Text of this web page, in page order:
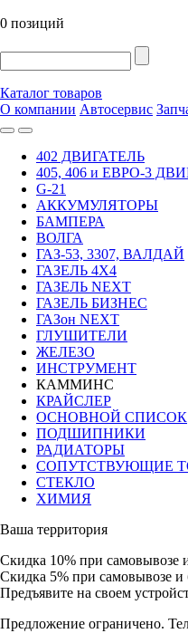
0 позиций
Каталог товаров
О компании Автосервис
402 ДВИГАТЕЛЬ
405, 406 и ЕВРО-3
G-21
АККУМУЛЯТОРЫ
БАМПЕРА
ВОЛГА
ГАЗ-53, 3307, ВАЛДАЙ
ГАЗЕЛЬ 4Х4
ГАЗЕЛЬ NEXT
ГАЗЕЛЬ БИЗНЕС
ГАЗон NEXT
ГЛУШИТЕЛИ
ЖЕЛЕЗО
ИНСТРУМЕНТ
КАММИНС
КРАЙСЛЕР
ОСНОВНОЙ СПИСОК
ПОДШИПНИКИ
РАДИАТОРЫ
СОПУТСТВУЮЩИЕ
СТЕКЛО
ХИМИЯ
Ваша территория
Скидка 10% при самовывозе
Скидка 5% при самовывозе и
Предъявите на своем
Предложение ограничено.